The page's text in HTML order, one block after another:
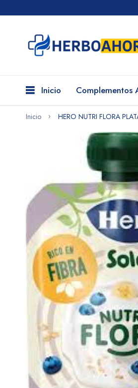
Inicio Complementos
Inicio HERO NUTRI FLORA